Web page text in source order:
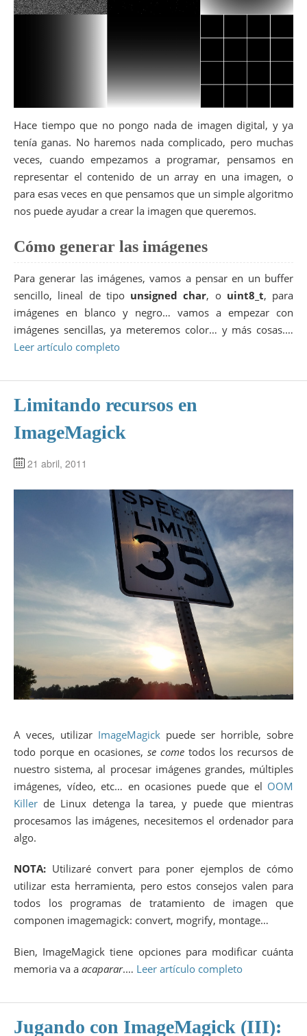
Hace tiempo que no pongo nada de imagen digital, y ya
tenía ganas. No haremos nada complicado, pero muchas
veces, cuando empezamos a programar, pensamos en
representar el contenido de un array en una imagen, o
para esas veces en que pensamos que un simple algoritmo
nos puede ayudar a crear la imagen que queremos.
Cómo generar las imágenes
Para generar las imágenes, vamos a pensar en un buffer
sencillo, lineal de tipo unsigned char, o uint8_t, para
imágenes en blanco y negro… vamos a empezar con
imágenes sencillas, ya meteremos color… y más cosas.…
Leer artículo completo
Limitando recursos en
ImageMagick
21 abril, 2011
A veces, utilizar ImageMagick puede ser horrible, sobre
todo porque en ocasiones, se come todos los recursos de
nuestro sistema, al procesar imágenes grandes, múltiples
imágenes, vídeo, etc… en ocasiones puede que el OOM
Killer de Linux detenga la tarea, y puede que mientras
procesamos las imágenes, necesitemos el ordenador para
algo.
NOTA: Utilizaré convert para poner ejemplos de cómo
utilizar esta herramienta, pero estos consejos valen para
todos los programas de tratamiento de imagen que
componen imagemagick: convert, mogrify, montage…
Bien, ImageMagick tiene opciones para modificar cuánta
memoria va a acaparar.… Leer artículo completo
Jugando con ImageMagick (III):